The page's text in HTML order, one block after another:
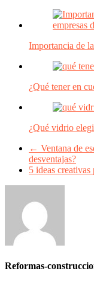
Importancia de
¿Qué tener en
¿Qué vidrio
← Ventana de
desventajas?
5 ideas
Reformas-